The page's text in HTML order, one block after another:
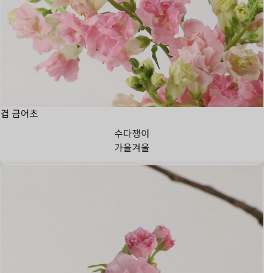
겹 금어초
수다쟁이
가을겨울